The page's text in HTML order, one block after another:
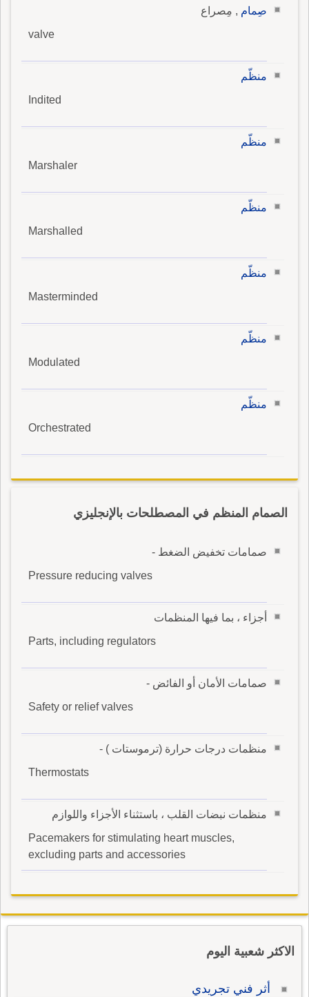
صِمام , مِصراع
valve
منظّم
Indited
منظّم
Marshaler
منظّم
Marshalled
منظّم
Masterminded
منظّم
Modulated
منظّم
Orchestrated
الصمام المنظم في المصطلحات بالإنجليزي
صمامات تخفيض الضغط -
Pressure reducing valves
أجزاء ، بما فيها المنظمات
Parts, including regulators
صمامات الأمان أو الفائض -
Safety or relief valves
منظمات درجات حرارة (ترموستات ) -
Thermostats
منظمات نبضات القلب ، باستثناء الأجزاء واللوازم
Pacemakers for stimulating heart muscles,
excluding parts and accessories
الاكثر شعبية اليوم
أثر فني تجريدي